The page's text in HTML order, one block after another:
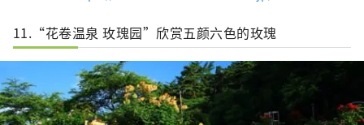
11.“花卷温泉 玫瑰园”欣赏五颜六色的玫瑰